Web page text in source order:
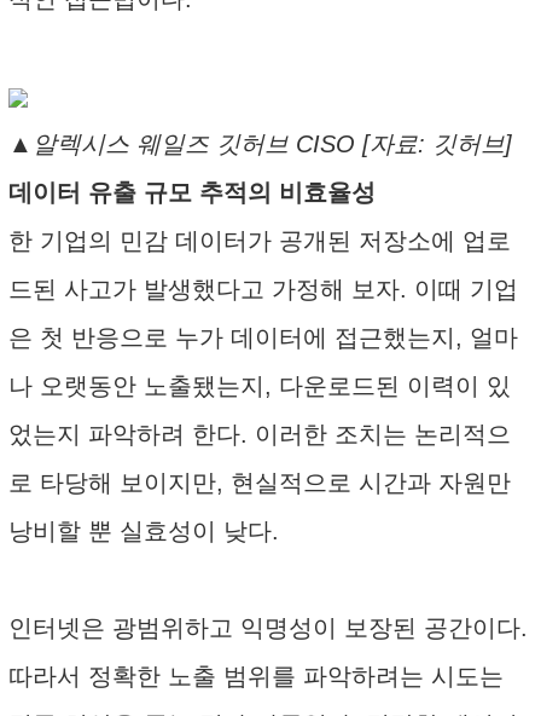
▲알렉시스 웨일즈 깃허브 CISO [자료: 깃허브]
데이터 유출 규모 추적의 비효율성
한 기업의 민감 데이터가 공개된 저장소에 업로
드된 사고가 발생했다고 가정해 보자. 이때 기업
은 첫 반응으로 누가 데이터에 접근했는지, 얼마
나 오랫동안 노출됐는지, 다운로드된 이력이 있
었는지 파악하려 한다. 이러한 조치는 논리적으
로 타당해 보이지만, 현실적으로 시간과 자원만
낭비할 뿐 실효성이 낮다.
인터넷은 광범위하고 익명성이 보장된 공간이다.
따라서 정확한 노출 범위를 파악하려는 시도는